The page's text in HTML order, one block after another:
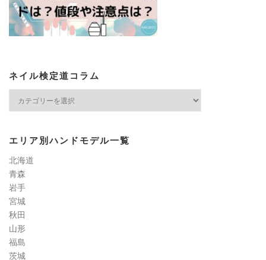
ネイル検定道コラム
定
コ
ラ
ム
エリア別ハンドモデル一覧
北海道
青森
岩手
宮城
秋田
山形
福島
茨城